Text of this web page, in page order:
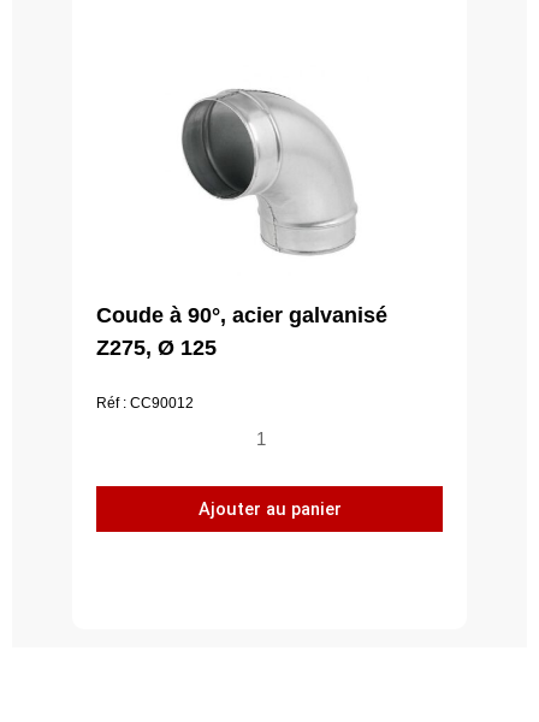
Coude à 90°, acier galvanisé
Z275, Ø 125
Réf : CC90012
quantité
Coude
à
Ajouter au panier